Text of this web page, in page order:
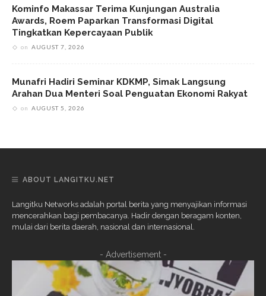
Kominfo Makassar Terima Kunjungan Australia
Awards, Roem Paparkan Transformasi Digital
Tingkatkan Kepercayaan Publik
on AUGUST 7, 2026
Munafri Hadiri Seminar KDKMP, Simak Langsung
Arahan Dua Menteri Soal Penguatan Ekonomi Rakyat
on AUGUST 5, 2026
ABOUT LANGITKU.NET
Langitku Networks adalah portal berita yang menyajikan informasi
mencerahkan bagi pembacanya. Hadir dengan beragam konten,
mulai dari berita daerah, nasional dan internasional.
- Advertisement -